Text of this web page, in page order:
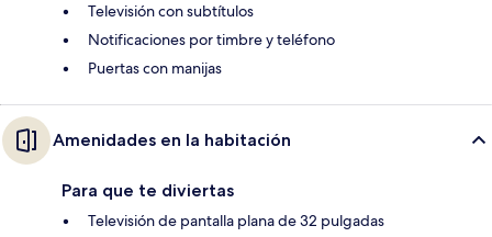
Televisión con subtítulos
Notificaciones por timbre y teléfono
Puertas con manijas
Amenidades en la habitación
Para que te diviertas
Televisión de pantalla plana de 32 pulgadas